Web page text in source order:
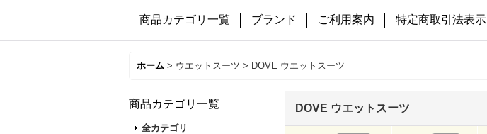
商品カテゴリ一覧 ブランド ご利用案内 特定商取引法表示
ホーム > ウエットスーツ > DOVE ウエットスーツ
商品カテゴリ一覧
全カテゴリ
DOVE ウエットスーツ